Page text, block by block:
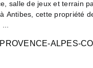
salle de jeux et terrain
Antibes, cette propriété
PROVENCE-ALPES-